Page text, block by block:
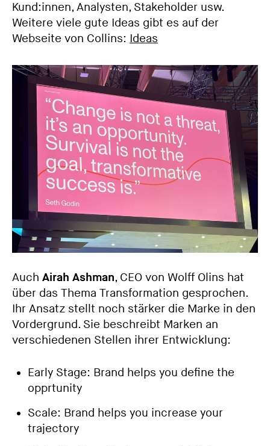
Kund:innen, Analysten, Stakeholder usw.
Weitere viele gute Ideas gibt es auf der
Webseite von Collins: Ideas
Auch Airah Ashman, CEO von Wolff Olins hat
über das Thema Transformation gesprochen.
Ihr Ansatz stellt noch stärker die Marke in den
Vordergrund. Sie beschreibt Marken an
verschiedenen Stellen ihrer Entwicklung:
Early Stage: Brand helps you define the
opprtunity
Scale: Brand helps you increase your
trajectory